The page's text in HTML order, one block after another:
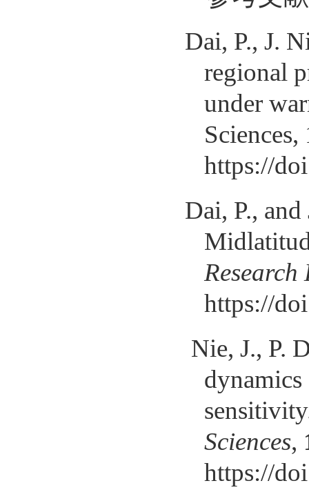
Dai, P., J.
regional
under
https://
Dai, P.,
Research
https://
Nie, J., P.
dynamics
Sciences,
https://